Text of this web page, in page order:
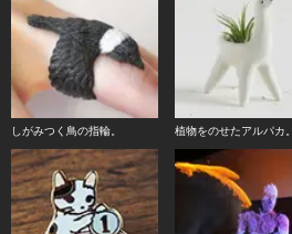
しがみつく鳥の指輪。 植物をのせたアルパカ。